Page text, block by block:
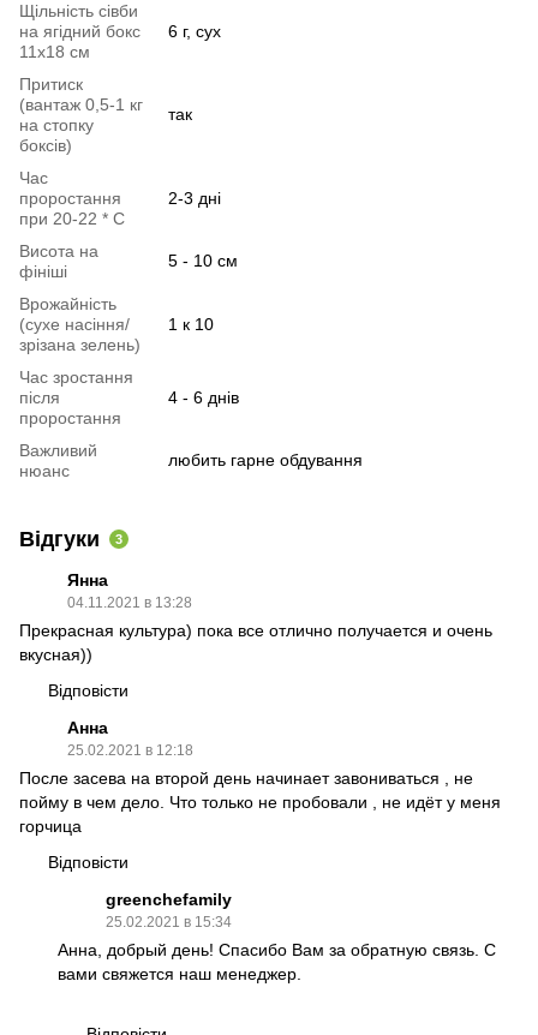
Щільність сівби
на ягідний бокс
11х18 см
6 г, сух
Притиск
(вантаж 0,5-1 кг
на стопку
боксів)
так
Час
проростання
при 20-22 * C
2-3 дні
Висота на
фініші
5 - 10 см
Врожайність
(сухе насіння/
зрізана зелень)
1 к 10
Час зростання
після
проростання
4 - 6 днів
Важливий
нюанс
любить гарне обдування
Відгуки 3
Янна
04.11.2021 в 13:28
Прекрасная культура) пока все отлично получается и очень
вкусная))
Відповісти
Анна
25.02.2021 в 12:18
После засева на второй день начинает завониваться , не
пойму в чем дело. Что только не пробовали , не идёт у меня
горчица
Відповісти
greenchefamily
25.02.2021 в 15:34
Анна, добрый день! Спасибо Вам за обратную связь. С
вами свяжется наш менеджер.